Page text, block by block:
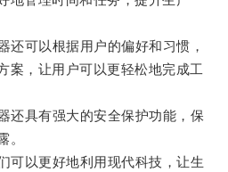
可以根据用户的偏好和习惯，
案，让用户可以更轻松地完成工
具有强大的安全保护功能，保
。
以更好地利用现代科技，让生